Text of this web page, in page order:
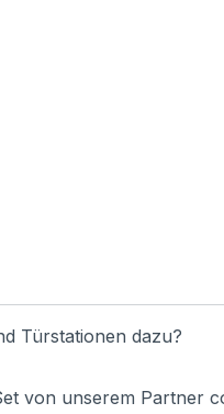
Türstationen dazu?
von unserem Partner